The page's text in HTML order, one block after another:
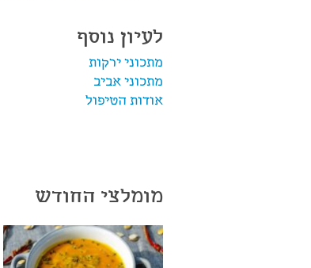
לעיון נוסף
מתכוני ירקות
מתכוני אביב
אודות הטיפול
מומלצי החודש